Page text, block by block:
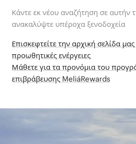
Κάντε εκ νέου αναζήτηση σε αυτήν
ανακαλύψτε υπέροχα ξενοδοχεία
Επισκεφτείτε την αρχική σελίδα μας
προωθητικές ενέργειες
Μάθετε για τα προνόμια του
επιβράβευσης MeliáRewards